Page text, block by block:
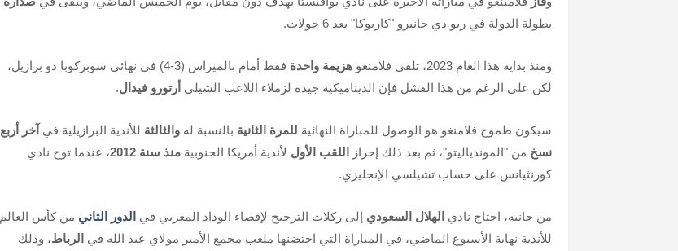
بطولة الدولة في ريو دي جانيرو "كاريوكا" بعد 6 جولات.
ومنذ بداية هذا العام 2023، تلقى فلامنغو هزيمة واحدة
فقط أمام بالميراس (3-4) في نهائي سوبركوبا دو برازيل،
لكن على الرغم من هذا الفشل فإن الديناميكية جيدة لزملاء اللاعب الشيلي أرتورو فيدال.
سيكون طموح فلامنغو هو الوصول للمباراة النهائية للمرة الثانية بالنسبة لهوالثالثة للأندية البرازيلية في آخر أربع
نسخ من "الموندياليتو"، ثم بعد ذلك إحراز اللقب الأول لأندية أمريكا الجنوبيةمنذ سنة 2012
، عندما توج نادي
كورنثيانس على حساب تشيلسي الإنجليزي.
من جانبه، احتاج نادي الهلال السعودي إلى ركلات الترجيح لإقصاء الوداد المغربي في الدور الثاني من كأس العالم
للأندية نهاية الأسبوع الماضي، في المباراة التي احتضنها ملعب مجمع الأمير مولاي عبد الله في الرباط، وذلك